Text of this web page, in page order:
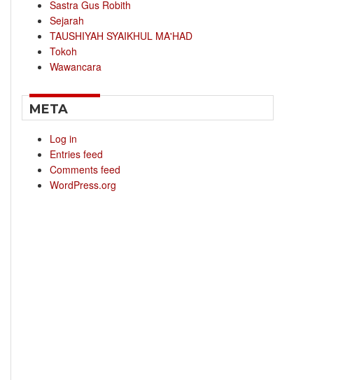
Sastra Gus Robith
Sejarah
TAUSHIYAH SYAIKHUL MA'HAD
Tokoh
Wawancara
META
Log in
Entries feed
Comments feed
WordPress.org